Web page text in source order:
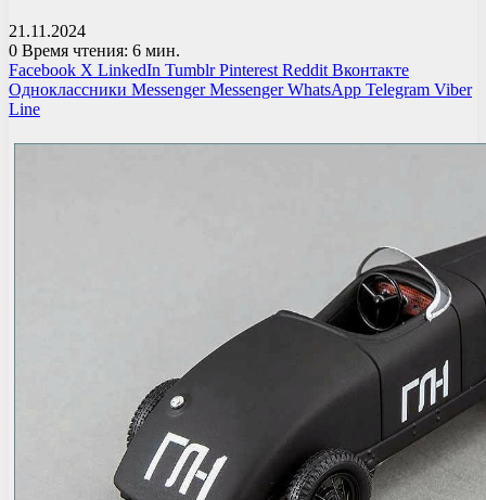
21.11.2024
0 Время чтения: 6 мин.
Facebook X LinkedIn Tumblr Pinterest Reddit Вконтакте
Одноклассники Messenger Messenger WhatsApp Telegram Viber
Line